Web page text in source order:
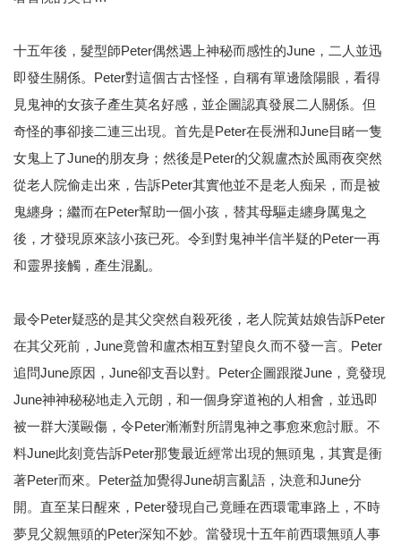
十五年後，髮型師Peter偶然遇上神秘而感性的June，二人並迅
即發生關係。Peter對這個古古怪怪，自稱有單邊陰陽眼，看得
見鬼神的女孩子產生莫名好感，並企圖認真發展二人關係。但
奇怪的事卻接二連三出現。首先是Peter在長洲和June目睹一隻
女鬼上了June的朋友身；然後是Peter的父親盧杰於風雨夜突然
從老人院偷走出來，告訴Peter其實他並不是老人痴呆，而是被
鬼纏身；繼而在Peter幫助一個小孩，替其母驅走纏身厲鬼之
後，才發現原來該小孩已死。令到對鬼神半信半疑的Peter一再
和靈界接觸，產生混亂。
最令Peter疑惑的是其父突然自殺死後，老人院黃姑娘告訴Peter
在其父死前，June竟曾和盧杰相互對望良久而不發一言。Peter
追問June原因，June卻支吾以對。Peter企圖跟蹤June，竟發現
June神神秘秘地走入元朗，和一個身穿道袍的人相會，並迅即
被一群大漢毆傷，令Peter漸漸對所謂鬼神之事愈來愈討厭。不
料June此刻竟告訴Peter那隻最近經常出現的無頭鬼，其實是衝
著Peter而來。Peter益加覺得June胡言亂語，決意和June分
開。直至某日醒來，Peter發現自己竟睡在西環電車路上，不時
夢見父親無頭的Peter深知不妙。當發現十五年前西環無頭人事